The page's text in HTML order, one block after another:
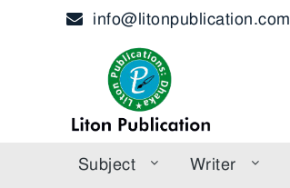
info@litonpublication.com
Subject Writer